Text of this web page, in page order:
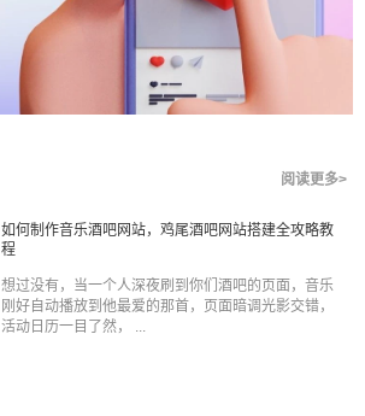
阅读更多>
如何制作音乐酒吧网站，鸡尾酒吧网站搭建全攻略教
程
想过没有，当一个人深夜刷到你们酒吧的页面，音乐
刚好自动播放到他最爱的那首，页面暗调光影交错，
活动日历一目了然， ...